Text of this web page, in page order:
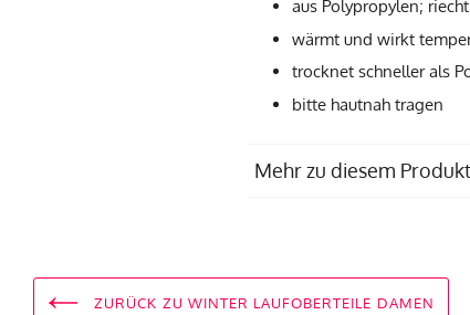
aus Polypropylen;
wärmt und wirkt
trocknet schneller als
bitte hautnah tragen
Mehr zu diesem Produkt
Stoffzusammensetzung
ZURÜCK ZU WINTER LAUFOBERTEILE DAMEN